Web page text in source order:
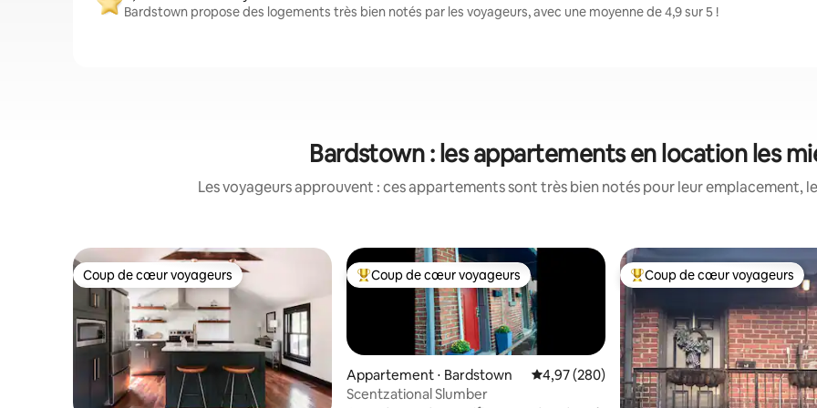
Bardstown propose des logements très bien notés par les voyageurs, avec une moyenne de 4,9 sur 5 !
Bardstown : les appartements en location les
Les voyageurs approuvent : ces appartements sont très bien notés pour leur emplacement,
Coup de cœur voyageurs
Coup de cœur voyageurs Coups de cœur voyageurs les plus appréciés
Coup de cœur voyageurs
Appartement ⋅ Bardstown Évaluation moyenne sur la base de 280
4,97 (280)
Scentzational Slumber
Coups de cœur voyageurs les
Coup de cœur voyageurs